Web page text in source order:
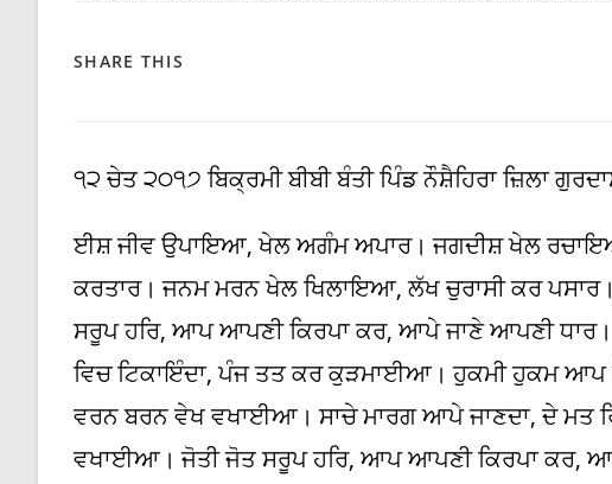
SHARE THIS
੧੨ ਚੇਤ ੨੦੧੭ ਬਿਕ੍ਰਮੀ ਬੀਬੀ ਬੰਤੀ ਪਿੰਡ ਨੌਸ਼ੈਹਿਰਾ ਜ਼ਿਲਾ
ਈਸ਼ ਜੀਵ ਉਪਾਇਆ, ਖੇਲ ਅਗੰਮ ਅਪਾਰ। ਜਗਦੀਸ਼ ਖੇਲ
ਕਰਤਾਰ। ਜਨਮ ਮਰਨ ਖੇਲ ਖਿਲਾਇਆ, ਲੱਖ ਚੁਰਾਸੀ ਕਰ
ਸਰੂਪ ਹਰਿ, ਆਪ ਆਪਣੀ ਕਿਰਪਾ ਕਰ, ਆਪੇ ਜਾਣੇ ਆਪਣੀ
ਵਿਚ ਟਿਕਾਇੰਦਾ, ਪੰਜ ਤਤ ਕਰ ਕੁੜਮਾਈਆ। ਹੁਕਮੀ ਹੁਕਮ
ਵਰਨ ਬਰਨ ਵੇਖ ਵਖਾਈਆ। ਸਾਚੇ ਮਾਰਗ ਆਪੇ ਜਾਣਦਾ, ਦੇ ਮਤ
ਵਖਾਈਆ। ਜੋਤੀ ਜੋਤ ਸਰੂਪ ਹਰਿ, ਆਪ ਆਪਣੀ ਕਿਰਪਾ ਕਰ,